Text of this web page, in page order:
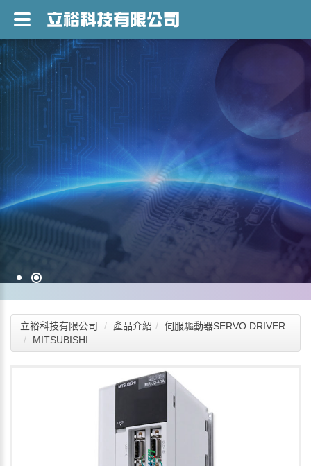
立裕科技有限公司 產品介紹
伺服驅動器SERVO DRIVER
MITSUBISHI